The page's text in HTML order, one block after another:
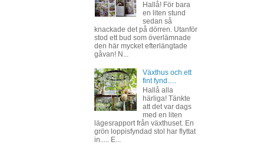
Hallå! För bara
en liten stund
sedan så
knackade det på dörren. Utanför
stod ett bud som överlämnade
den här mycket efterlängtade
gåvan! N...
Växthus och ett
fint fynd.....
Hallå alla
härliga! Tänkte
att det var dags
med en liten
lägesrapport från växthuset. En
grön loppisfyndad stol har flyttat
in..... E...